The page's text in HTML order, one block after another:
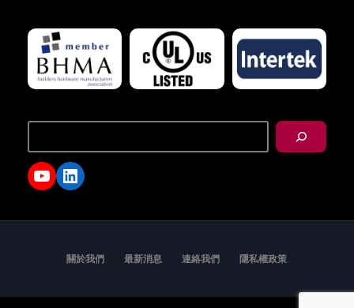
YouTube
LinkedIn
關於我們 最新消息 連絡我們 隱私權政策